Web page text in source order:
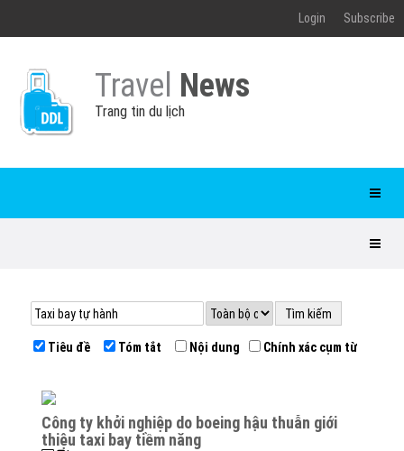
Login Subscribe
Travel News
Trang tin du lịch
Tiêu đề Tóm tắt Nội dung Chính xác cụm từ
công ty khởi nghiệp do boeing hậu thuẫn giới
thiệu taxi bay tiềm năng